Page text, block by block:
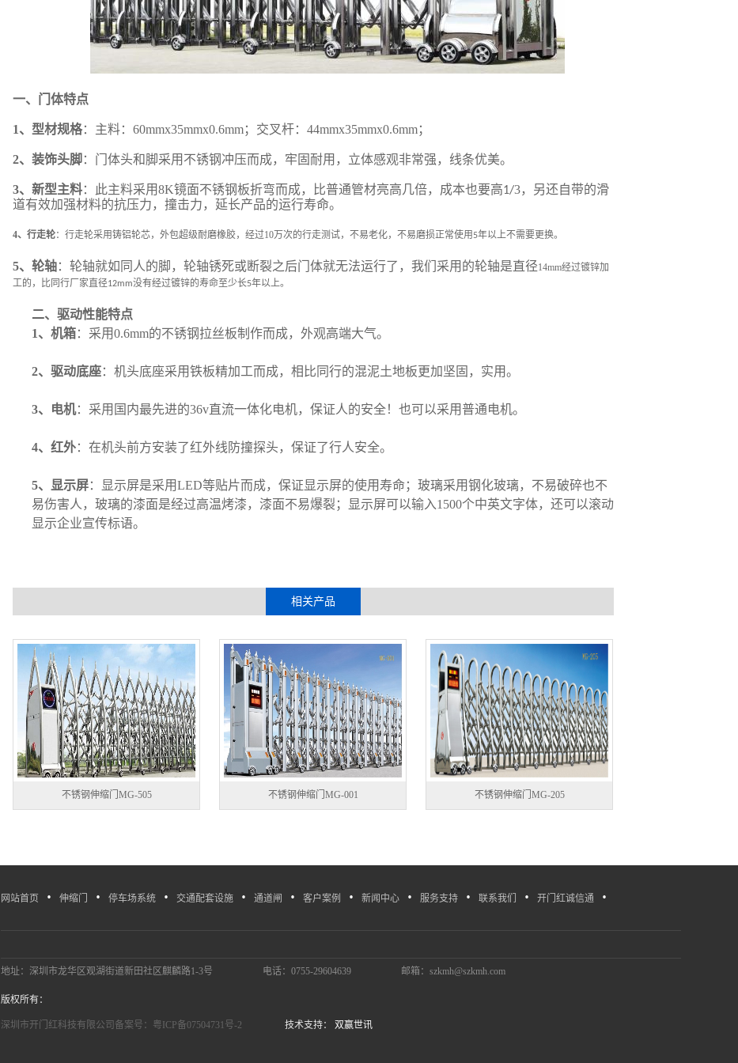
一、 门体特点
1、型材规格：主料： 60mmx35mmx0.6mm；交叉杆： 44mmx35mmx0.6mm；
2、 装饰头脚：门体头和脚采用不锈钢冲压而成，牢固耐用，立体感观非常强，线条优美。
3、新型主料：此主料采用8K镜面不锈钢板折弯而成，比普通管材亮高几倍，成本也要高1/3，另还自带的滑
道有效加强材料的抗压力，撞击力，延长产品的运行寿命。
4、行走轮：行走轮采用铸铝轮芯，外包超级耐磨橡胶，经过10万次的行走测试，不易老化，不易磨损正常使用5年以上不需要更换。
5、轮轴：轮轴就如同人的脚，轮轴锈死或断裂之后门体就无法运行了，我们采用的轮轴是直径14mm经过镀锌加
工的，比同行厂家直径12mm没有经过镀锌的寿命至少长5年以上。
二、驱动性能特点
1、 机箱：采用0.6mm的不锈钢拉丝板制作而成，外观高端大气。
2、 驱动底座：机头底座采用铁板精加工而成，相比同行的混泥土地板更加坚固，实用。
3、电机：采用国内最先进的36v直流一体化电机，保证人的安全！也可以采用普通电机。
4、红外：在机头前方安装了红外线防撞探头，保证了行人安全。
5、显示屏：显示屏是采用LED等贴片而成，保证显示屏的使用寿命；玻璃采用钢化玻璃，不易破碎也不
易伤害人，玻璃的漆面是经过高温烤漆，漆面不易爆裂；显示屏可以输入1500个中英文字体，还可以滚动
显示企业宣传标语。
相关产品
不锈钢伸缩门MG-505 不锈钢伸缩门MG-001 不锈钢伸缩门MG-205
网站首页 · 伸缩门 · 停车场系统 · 交通配套设施 · 通道闸 · 客户案例 · 新闻中心 · 服务支持 · 联系我们 · 开门红诚信通 ·
地址：深圳市龙华区观湖街道新田社区麒麟路1-3号 电话：0755-29604639 邮箱：szkmh@szkmh.com
版权所有：
深圳市开门红科技有限公司备案号：粤ICP备07504731号-2 技术支持： 双赢世讯